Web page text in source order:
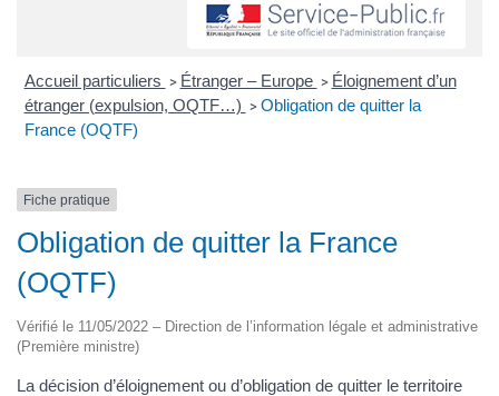
Accueil particuliers > Étranger – Europe > Éloignement d’un
étranger (expulsion, OQTF…) > Obligation de quitter la
France (OQTF)
Fiche pratique
Obligation de quitter la France
(OQTF)
Vérifié le 11/05/2022 – Direction de l’information légale et administrative
(Première ministre)
La décision d’éloignement ou d’obligation de quitter le territoire